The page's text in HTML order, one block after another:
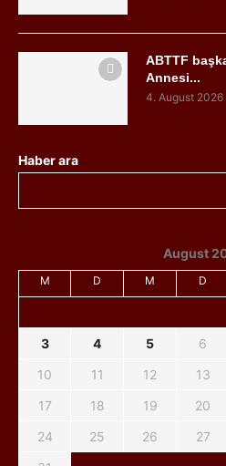
ABTTF
Annesi...
4. August 2026
Haber ara
August
M D M D
3
4 5 6
10
11 12 13
17
18 19 20
24
25 26 27